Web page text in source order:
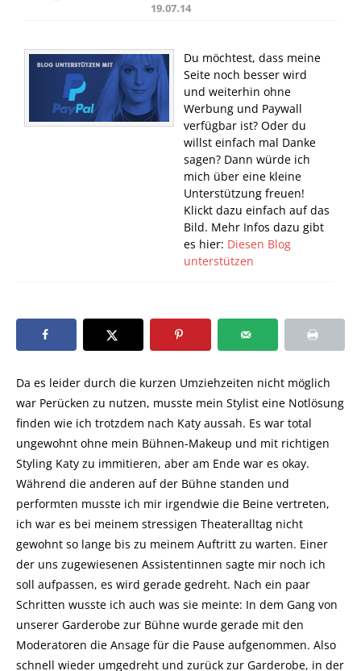
19.07.14
Du möchtest, dass meine
Seite noch besser wird
und weiterhin ohne
Werbung und Paywall
verfügbar ist? Oder du
willst einfach mal Danke
sagen? Dann würde ich
mich über eine kleine
Unterstützung freuen!
Klickt dazu einfach auf das
Bild. Mehr Infos dazu gibt
es hier: Diesen Blog
unterstützen
Da es leider durch die kurzen Umziehzeiten nicht möglich
war Perücken zu nutzen, musste mein Stylist eine Notlösung
finden wie ich trotzdem nach Katy aussah. Es war total
ungewohnt ohne mein Bühnen-Makeup und mit richtigen
Styling Katy zu immitieren, aber am Ende war es okay.
Während die anderen auf der Bühne standen und
performten musste ich mir irgendwie die Beine vertreten,
ich war es bei meinem stressigen Theateralltag nicht
gewohnt so lange bis zu meinem Auftritt zu warten. Einer
der uns zugewiesenen Assistentinnen sagte mir noch ich
soll aufpassen, es wird gerade gedreht. Nach ein paar
Schritten wusste ich auch was sie meinte: In dem Gang von
unserer Garderobe zur Bühne wurde gerade mit den
Moderatoren die Ansage für die Pause aufgenommen. Also
schnell wieder umgedreht und zurück zur Garderobe, in der